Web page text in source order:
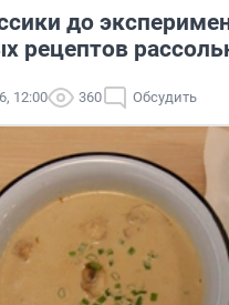
до
рецептов
12:00 360 Обсудить